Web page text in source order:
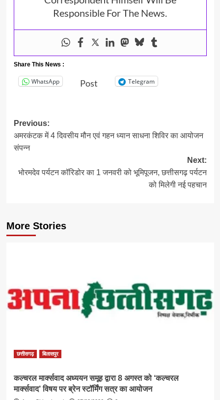
Responsible For The News.
Share This News :
WhatsApp Post Telegram
Post
navigation
Previous:
अमरकंटक में 4 दिवसीय मौन एवं गहन ध्यान साधना शिविर का आयोजन
संपन्न
Next:
भोरमदेव पर्यटन कॉरिडोर का 1 जनवरी को भूमिपूजन, छत्तीसगढ़ पर्यटन
को मिलेगी नई पहचान
More Stories
छत्तीसगढ़ बिलासपुर
कल्चरल मार्क्सवाद अध्ययन समूह द्वारा 8 अगस्त को ‘कल्चरल
मार्क्सवाद’ विषय पर ब्रेन स्टॉर्मिंग सत्र का आयोजन